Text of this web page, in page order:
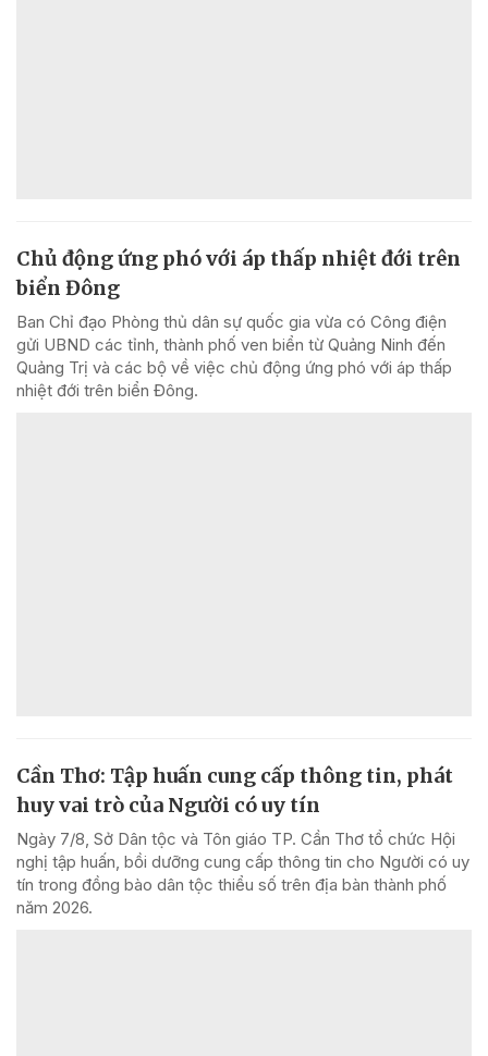
Chủ động ứng phó với áp thấp nhiệt đới trên
biển Đông
Ban Chỉ đạo Phòng thủ dân sự quốc gia vừa có Công điện
gửi UBND các tỉnh, thành phố ven biển từ Quảng Ninh đến
Quảng Trị và các bộ về việc chủ động ứng phó với áp thấp
nhiệt đới trên biển Đông.
Cần Thơ: Tập huấn cung cấp thông tin, phát
huy vai trò của Người có uy tín
Ngày 7/8, Sở Dân tộc và Tôn giáo TP. Cần Thơ tổ chức Hội
nghị tập huấn, bồi dưỡng cung cấp thông tin cho Người có uy
tín trong đồng bào dân tộc thiểu số trên địa bàn thành phố
năm 2026.